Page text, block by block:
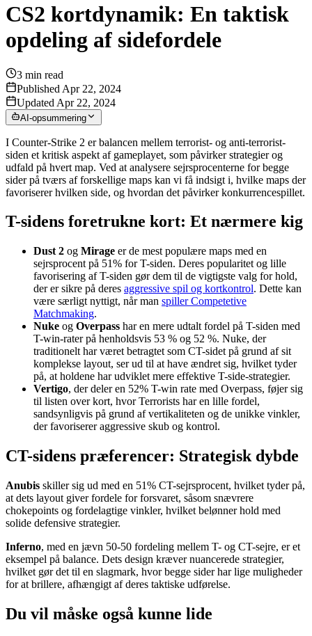
CS2 kortdynamik: En taktisk
opdeling af sidefordele
3 min read
Published Apr 22, 2024
Updated Apr 22, 2024
AI-opsummering
I Counter-Strike 2 er balancen mellem terrorist- og anti-terrorist-
siden et kritisk aspekt af gameplayet, som påvirker strategier og
udfald på hvert map. Ved at analysere sejrsprocenterne for begge
sider på tværs af forskellige maps kan vi få indsigt i, hvilke maps der
favoriserer hvilken side, og hvordan det påvirker konkurrencespillet.
T-sidens foretrukne kort: Et nærmere kig
Dust 2 og Mirage er de mest populære maps med en
sejrsprocent på 51% for T-siden. Deres popularitet og lille
favorisering af T-siden gør dem til de vigtigste valg for hold,
der er sikre på deres aggressive spil og kortkontrol. Dette kan
være særligt nyttigt, når man spiller Competetive
Matchmaking.
Nuke og Overpass har en mere udtalt fordel på T-siden med
T-win-rater på henholdsvis 53 % og 52 %. Nuke, der
traditionelt har været betragtet som CT-sidet på grund af sit
komplekse layout, ser ud til at have ændret sig, hvilket tyder
på, at holdene har udviklet mere effektive T-side-strategier.
Vertigo, der deler en 52% T-win rate med Overpass, føjer sig
til listen over kort, hvor Terrorists har en lille fordel,
sandsynligvis på grund af vertikaliteten og de unikke vinkler,
der favoriserer aggressive skub og kontrol.
CT-sidens præferencer: Strategisk dybde
Anubis skiller sig ud med en 51% CT-sejrsprocent, hvilket tyder på,
at dets layout giver fordele for forsvaret, såsom snævrere
chokepoints og fordelagtige vinkler, hvilket belønner hold med
solide defensive strategier.
Inferno, med en jævn 50-50 fordeling mellem T- og CT-sejre, er et
eksempel på balance. Dets design kræver nuancerede strategier,
hvilket gør det til en slagmark, hvor begge sider har lige muligheder
for at brillere, afhængigt af deres taktiske udførelse.
Du vil måske også kunne lide